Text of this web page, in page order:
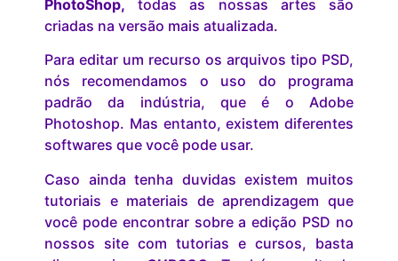
PhotoShop, todas as nossas artes são
criadas na versão mais atualizada.
Para editar um recurso os arquivos tipo PSD,
nós recomendamos o uso do programa
padrão da indústria, que é o Adobe
Photoshop. Mas entanto, existem diferentes
softwares que você pode usar.
Caso ainda tenha duvidas existem muitos
tutoriais e materiais de aprendizagem que
você pode encontrar sobre a edição PSD no
nossos site com tutorias e cursos, basta